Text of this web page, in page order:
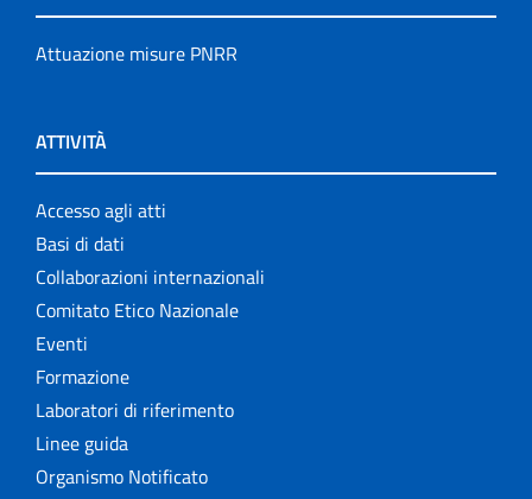
Attuazione misure PNRR
ATTIVITÀ
Accesso agli atti
Basi di dati
Collaborazioni internazionali
Comitato Etico Nazionale
Eventi
Formazione
Laboratori di riferimento
Linee guida
Organismo Notificato